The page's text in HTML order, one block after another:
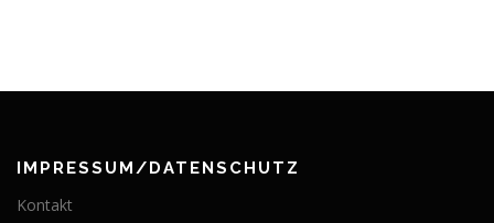
IMPRESSUM/DATENSCHUTZ
Kontakt